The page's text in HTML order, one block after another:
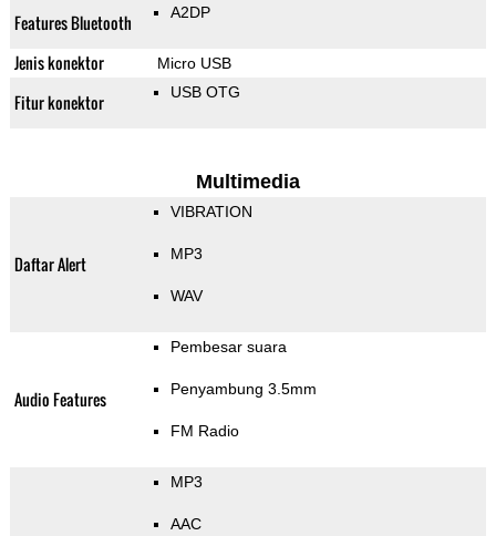
Features Bluetooth A2DP
Jenis konektor Micro USB
Fitur konektor USB OTG
Multimedia
Daftar Alert
VIBRATION
MP3
WAV
Audio Features
Pembesar suara
Penyambung 3.5mm
FM Radio
MP3
AAC